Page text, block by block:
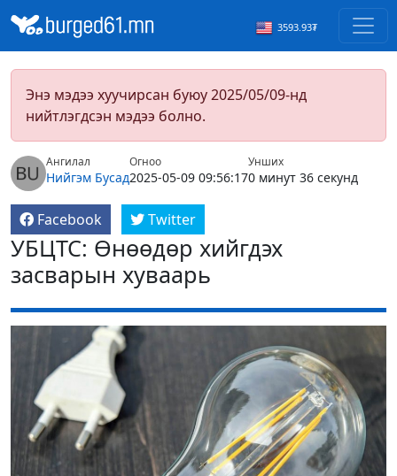
3593.93₮
Энэ мэдээ хуучирсан буюу 2025/05/09-нд
нийтлэгдсэн мэдээ болно.
Ангилал
Нийгэм Бусад
Огноо
2025-05-09 09:56:17
Унших
0 минут 36 секунд
Facebook Twitter
УБЦТС: Өнөөдөр хийгдэх
засварын хуваарь